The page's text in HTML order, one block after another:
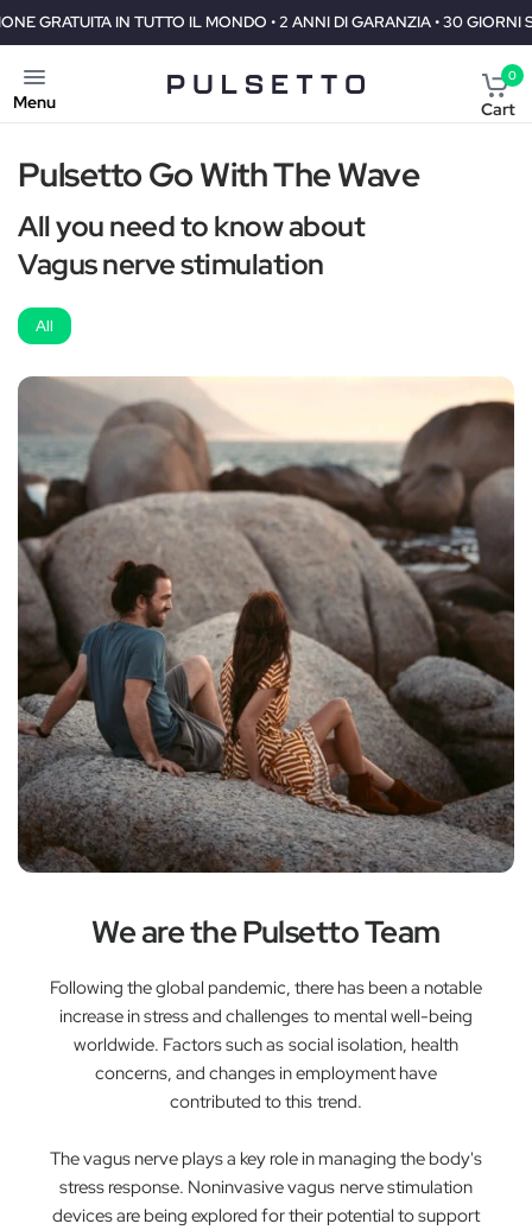
IL MONDO • 2 ANNI DI GARANZIA • 30 GIORNI SODDISFATTI O
Menu
0
Cart
Pulsetto Go With The Wave
All you need to know about
Vagus nerve stimulation
All
We are the Pulsetto Team
Following the global pandemic, there has been a notable
increase in stress and challenges to mental well-being
worldwide. Factors such as social isolation, health
concerns, and changes in employment have
contributed to this trend.
The vagus nerve plays a key role in managing the body's
stress response. Noninvasive vagus nerve stimulation
devices are being explored for their potential to support